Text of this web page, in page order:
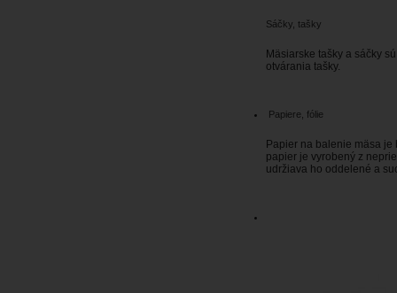
Sáčky, tašky
Mäsiarske tašky a sáčky
otvárania tašky.
Papiere, fólie
Papier na balenie mäsa
papier je vyrobený z
udržiava ho oddelené a